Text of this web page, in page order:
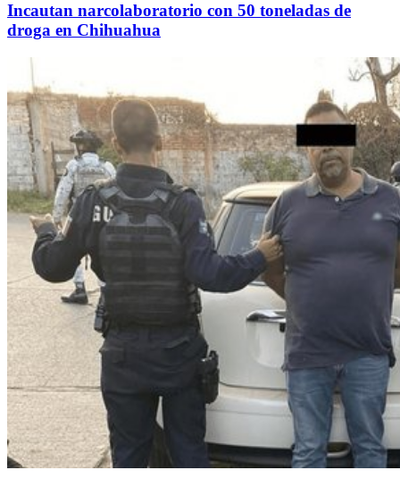
Incautan narcolaboratorio con 50 toneladas de
droga en Chihuahua